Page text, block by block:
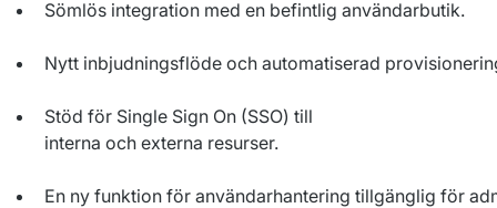
Sömlös integration med en befintlig användarbutik.
Nytt inbjudningsflöde och automatiserad
Stöd för Single Sign On (SSO) till
interna och externa resurser.
En ny funktion för användarhantering tillgänglig för